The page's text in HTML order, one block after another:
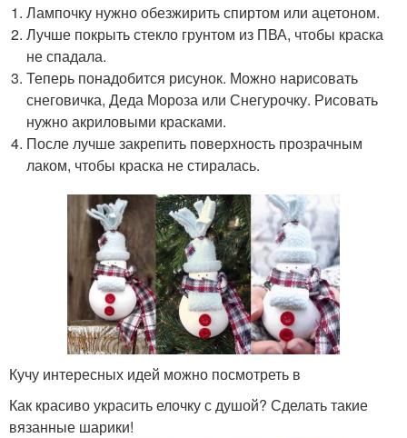
Лампочку нужно обезжирить спиртом или ацетоном.
Лучше покрыть стекло грунтом из ПВА, чтобы краска
не спадала.
Теперь понадобится рисунок. Можно нарисовать
снеговичка, Деда Мороза или Снегурочку. Рисовать
нужно акриловыми красками.
После лучше закрепить поверхность прозрачным
лаком, чтобы краска не стиралась.
Кучу интересных идей можно посмотреть в
Как красиво украсить елочку с душой? Сделать такие
вязанные шарики!